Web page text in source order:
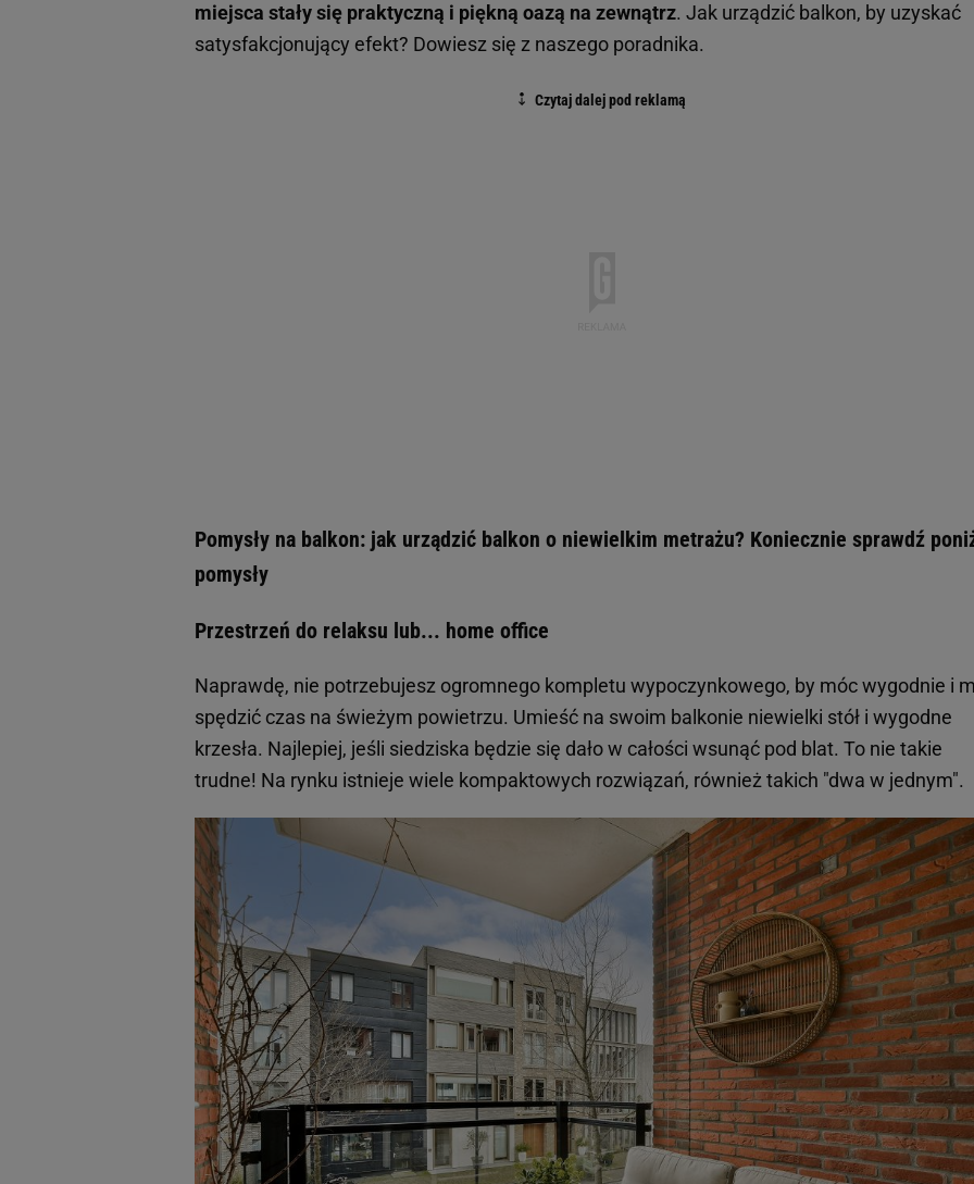
miejsca stały się praktyczną i piękną oazą na zewnątrz. Jak urządzić balkon, by uzyskać
satysfakcjonujący efekt? Dowiesz się z naszego poradnika.
Pomysły na balkon: jak urządzić balkon o niewielkim metrażu? Koniecznie sprawdź
pomysły
Przestrzeń do relaksu lub... home office
Naprawdę, nie potrzebujesz ogromnego kompletu wypoczynkowego, by móc wygodnie i
spędzić czas na świeżym powietrzu. Umieść na swoim balkonie niewielki stół i wygodne
krzesła. Najlepiej, jeśli siedziska będzie się dało w całości wsunąć pod blat. To nie takie
trudne! Na rynku istnieje wiele kompaktowych rozwiązań, również takich "dwa w jednym".